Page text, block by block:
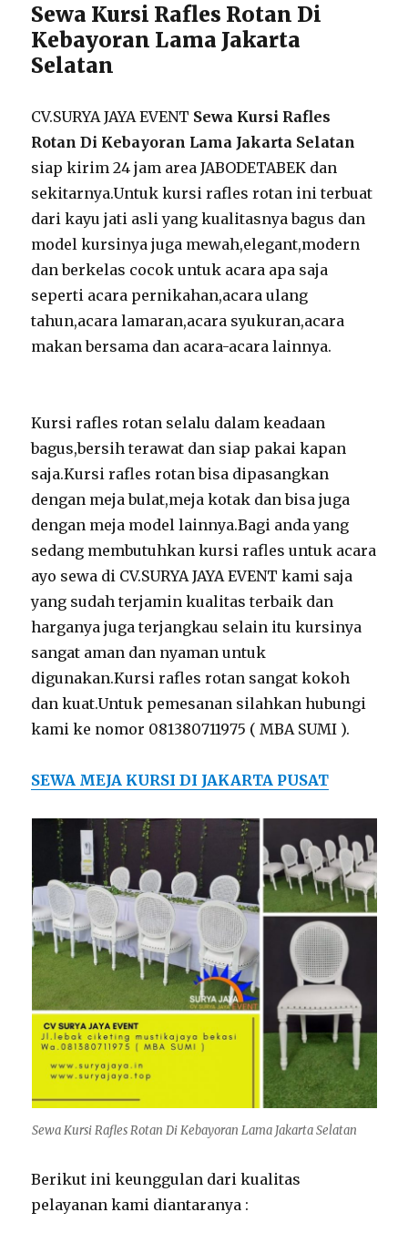
Sewa Kursi Rafles Rotan Di
Kebayoran Lama Jakarta
Selatan
CV.SURYA JAYA EVENT Sewa Kursi Rafles
Rotan Di Kebayoran Lama Jakarta Selatan
siap kirim 24 jam area JABODETABEK dan
sekitarnya.Untuk kursi rafles rotan ini terbuat
dari kayu jati asli yang kualitasnya bagus dan
model kursinya juga mewah,elegant,modern
dan berkelas cocok untuk acara apa saja
seperti acara pernikahan,acara ulang
tahun,acara lamaran,acara syukuran,acara
makan bersama dan acara-acara lainnya.
Kursi rafles rotan selalu dalam keadaan
bagus,bersih terawat dan siap pakai kapan
saja.Kursi rafles rotan bisa dipasangkan
dengan meja bulat,meja kotak dan bisa juga
dengan meja model lainnya.Bagi anda yang
sedang membutuhkan kursi rafles untuk acara
ayo sewa di CV.SURYA JAYA EVENT kami saja
yang sudah terjamin kualitas terbaik dan
harganya juga terjangkau selain itu kursinya
sangat aman dan nyaman untuk
digunakan.Kursi rafles rotan sangat kokoh
dan kuat.Untuk pemesanan silahkan hubungi
kami ke nomor 081380711975 ( MBA SUMI ).
SEWA MEJA KURSI DI JAKARTA PUSAT
Sewa Kursi Rafles Rotan Di Kebayoran Lama Jakarta Selatan
Berikut ini keunggulan dari kualitas
pelayanan kami diantaranya :